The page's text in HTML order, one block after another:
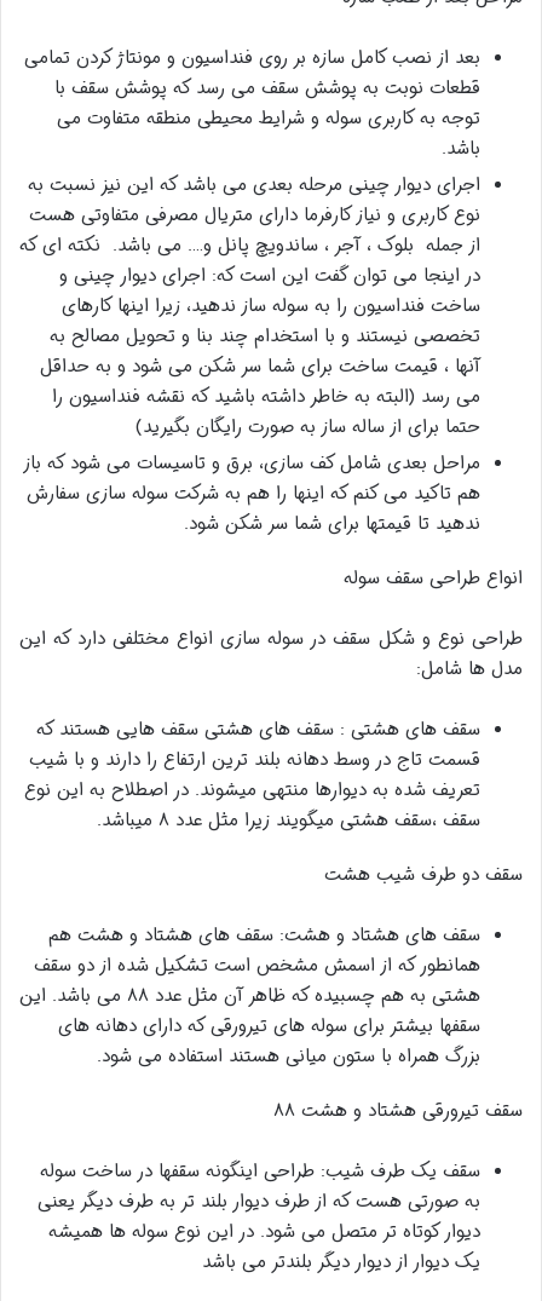
بعد از نصب کامل سازه بر روی فنداسیون و مونتاژ کردن تمامی
قطعات نوبت به پوشش سقف می رسد که پوشش سقف با
توجه به کاربری سوله و شرایط محیطی منطقه متفاوت می
باشد.
اجرای دیوار چینی مرحله بعدی می باشد که این نیز نسبت به
نوع کاربری و نیاز کارفرما دارای متریال مصرفی متفاوتی هست
از جمله بلوک ، آجر ، ساندویچ پانل و…. می باشد. نکته ای که
در اینجا می توان گفت این است که: اجرای دیوار چینی و
ساخت فنداسیون را به سوله ساز ندهید، زیرا اینها کارهای
تخصصی نیستند و با استخدام چند بنا و تحویل مصالح به
آنها ، قیمت ساخت برای شما سر شکن می شود و به حداقل
می رسد (البته به خاطر داشته باشید که نقشه فنداسیون را
حتما برای از ساله ساز به صورت رایگان بگیرید)
مراحل بعدی شامل کف سازی، برق و تاسیسات می شود که باز
هم تاکید می کنم که اینها را هم به شرکت سوله سازی سفارش
ندهید تا قیمتها برای شما سر شکن شود.
انواع طراحی سقف سوله
طراحی نوع و شکل سقف در سوله سازی انواع مختلفی دارد که این
مدل ها شامل:
سقف های هشتی : سقف های هشتی سقف هایی هستند که
قسمت تاج در وسط دهانه بلند ترین ارتفاع را دارند و با شیب
تعریف شده به دیوارها منتهی میشوند. در اصطلاح به این نوع
سقف ،سقف هشتی میگویند زیرا مثل عدد ۸ میباشد.
سقف دو طرف شیب هشت
سقف های هشتاد و هشت: سقف های هشتاد و هشت هم
همانطور که از اسمش مشخص است تشکیل شده از دو سقف
هشتی به هم چسبیده که ظاهر آن مثل عدد ۸۸ می باشد. این
سقفها بیشتر برای سوله های تیرورقی که دارای دهانه های
بزرگ همراه با ستون میانی هستند استفاده می شود.
سقف تیرورقی هشتاد و هشت ۸۸
سقف یک طرف شیب: طراحی اینگونه سقفها در ساخت سوله
به صورتی هست که از طرف دیوار بلند تر به طرف دیگر یعنی
دیوار کوتاه تر متصل می شود. در این نوع سوله ها همیشه
یک دیوار از دیوار دیگر بلندتر می باشد